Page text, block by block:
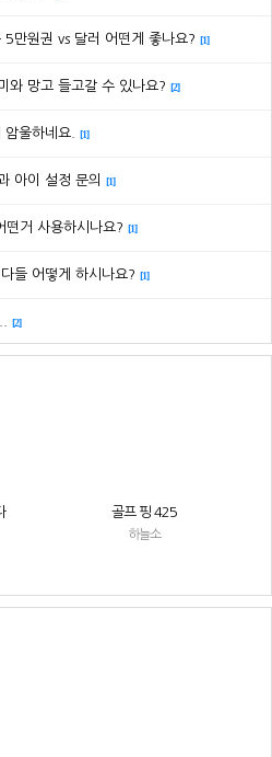
5만원권 vs 달러 어떤게 좋나요? [1]
와 망고 들고갈 수 있나요? [2]
암울하네요. [1]
아이 설정 문의 [1]
거 사용하시나요? [1]
들 어떻게 하시나요? [1]
[2]
골프 핑 425
하늘소